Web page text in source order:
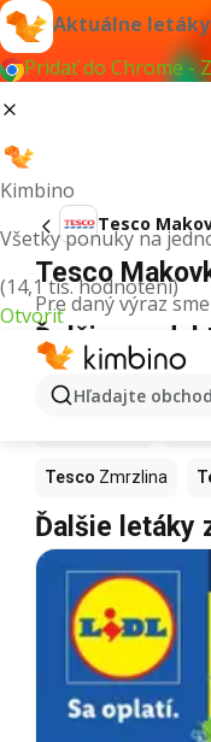
Aktuálne
Pridať do Chrome -
Kimbino
Všetky ponuky na
(14,1 tis. hodnotení)
Otvoriť
Hľadajte
Tesco
Tesco
Pre daný výraz
Ďalšie
Tesco Zmrzlina
Ďalšie letáky